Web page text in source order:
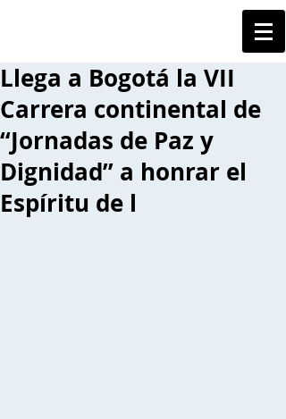
Llega a Bogotá la VII
Carrera continental de
“Jornadas de Paz y
Dignidad” a honrar el
Espíritu de l